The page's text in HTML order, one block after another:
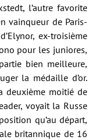
l’autre favorite
vainqueur de Paris-
ex-troisième
pour les juniores,
bien meilleure,
la médaille d’or.
deuxième moitié de
voyait la Russe
qu’au départ,
britannique de 16